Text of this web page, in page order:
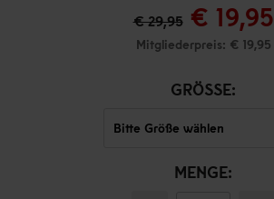
€ 29,95 € 19,95
Mitgliederpreis: € 19,95
GRÖSSE:
MENGE: